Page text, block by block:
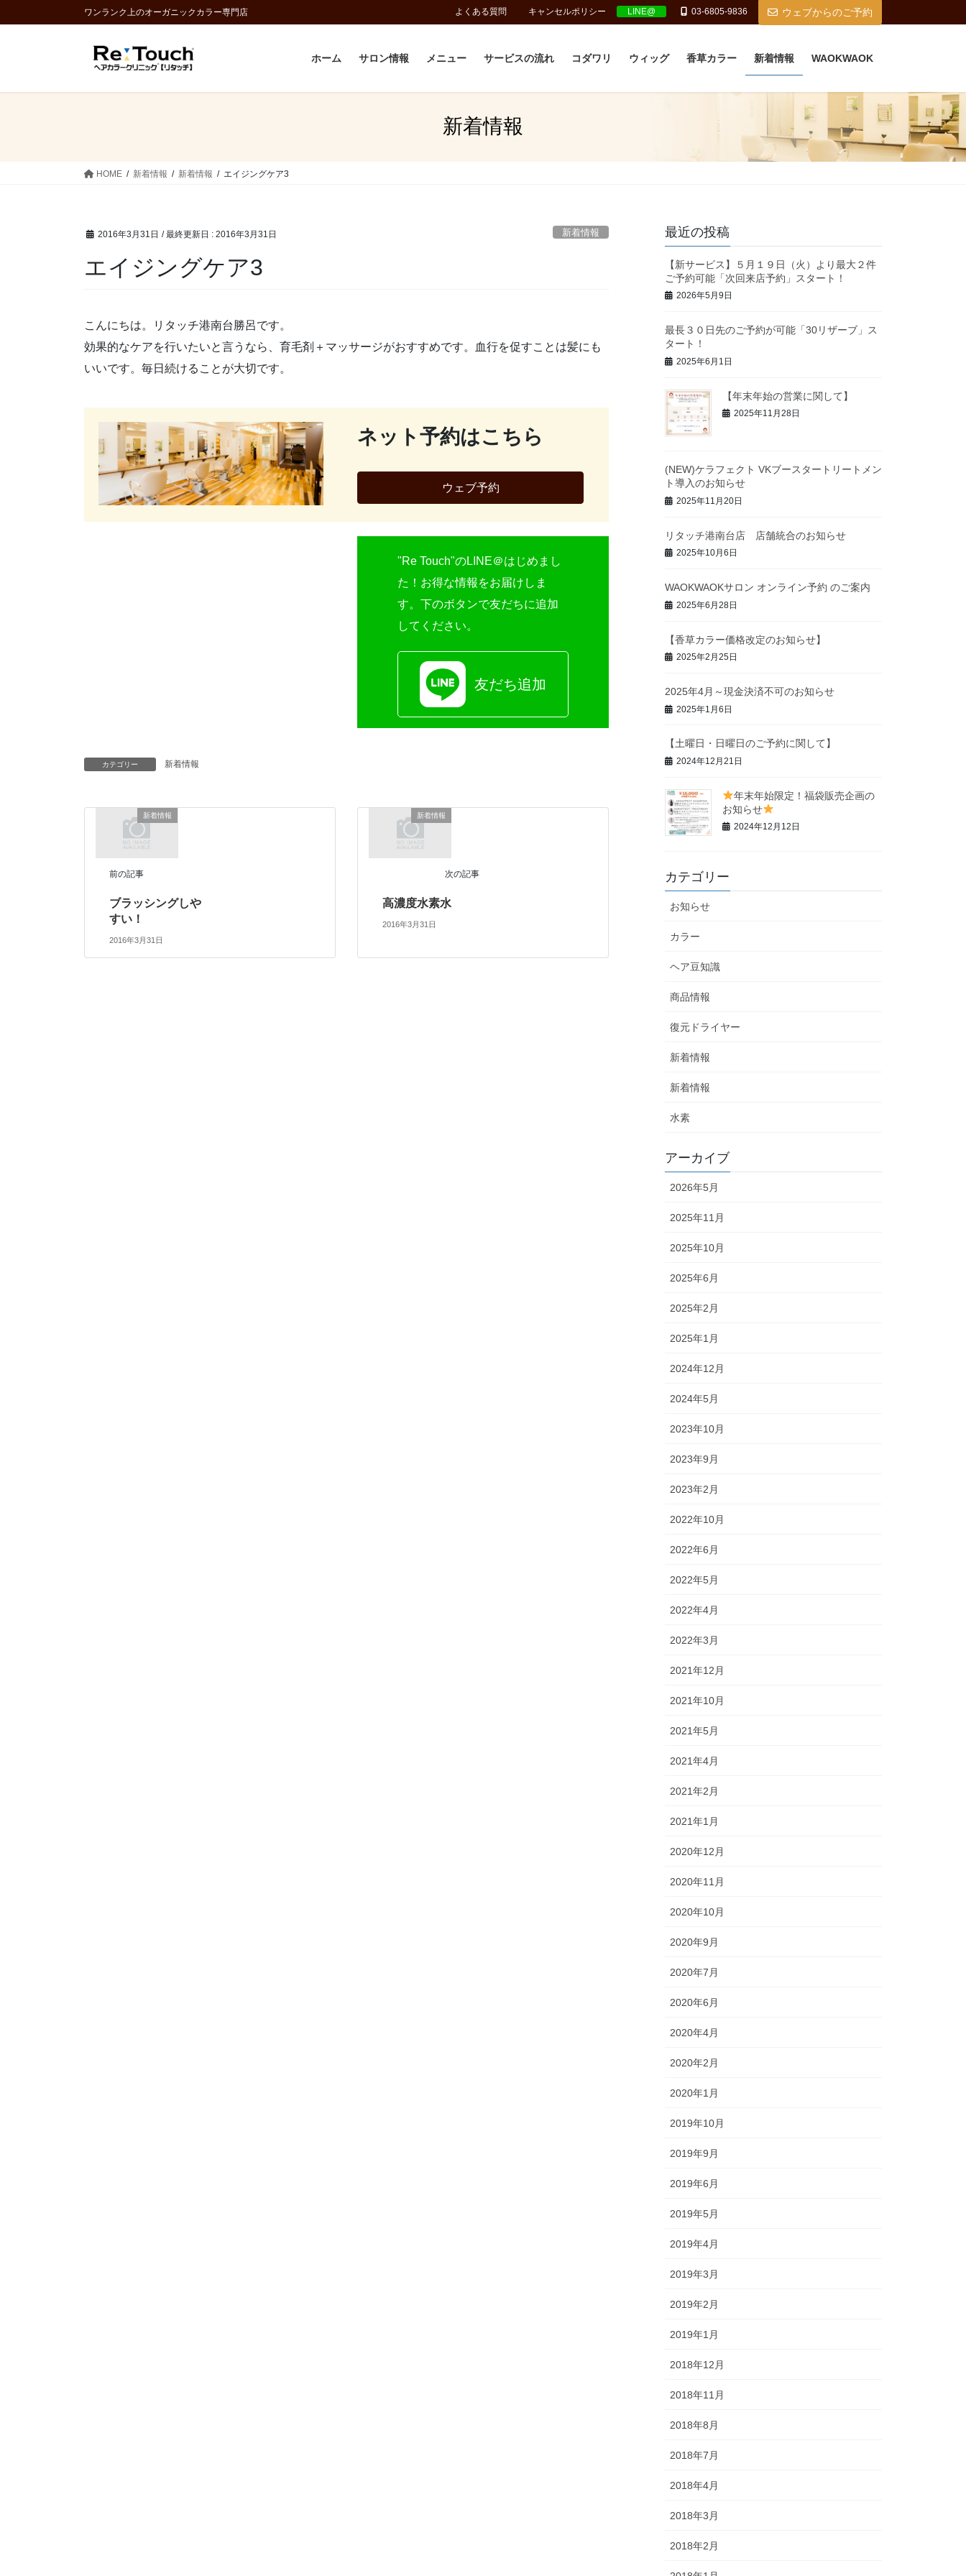
ン
に
ビ
ョ
ワンランク上のオーガニックカラー専門店 よくある質問 キャンセルポリシー LINE@ 03-6805-9836 ウェブからのご予約
ホーム サロン情報 メニュー サービスの流れ コダワリ ウィッグ 香草カラー 新着情報 WAOKWAOK
新着情報
HOME 新着情報 新着情報 エイジングケア3
2016年3月31日 / 最終更新日 : 2016年3月31日 新着情報
エイジングケア3
こんにちは。リタッチ港南台勝呂です。
効果的なケアを行いたいと言うなら、育毛剤＋マッサージがおすすめです。血行を促すことは髪にも
いいです。毎日続けることが大切です。
ネット予約はこちら
ウェブ予約
"Re Touch"のLINE＠はじめまし
た！お得な情報をお届けしま
す。下のボタンで友だちに追加
してください。
友だち追加
カテゴリー 新着情報
新着情報
前の記事
ブラッシングしや
すい！
2016年3月31日
新着情報
次の記事
高濃度水素水
2016年3月31日
最近の投稿
【新サービス】５月１９日（火）より最大２件
ご予約可能「次回来店予約」スタート！
2026年5月9日
最長３０日先のご予約が可能「30リザーブ」ス
タート！
2025年6月1日
【年末年始の営業に関して】
2025年11月28日
(NEW)ケラフェクト VKブースタートリートメン
ト導入のお知らせ
2025年11月20日
リタッチ港南台店 店舗統合のお知らせ
2025年10月6日
WAOKWAOKサロン オンライン予約 のご案内
2025年6月28日
【香草カラー価格改定のお知らせ】
2025年2月25日
2025年4月～現金決済不可のお知らせ
2025年1月6日
【土曜日・日曜日のご予約に関して】
2024年12月21日
年末年始限定！福袋販売企画の
お知らせ
2024年12月12日
カテゴリー
お知らせ
カラー
ヘア豆知識
商品情報
復元ドライヤー
新着情報
新着情報
水素
アーカイブ
2026年5月
2025年11月
2025年10月
2025年6月
2025年2月
2025年1月
2024年12月
2024年5月
2023年10月
2023年9月
2023年2月
2022年10月
2022年6月
2022年5月
2022年4月
2022年3月
2021年12月
2021年10月
2021年5月
2021年4月
2021年2月
2021年1月
2020年12月
2020年11月
2020年10月
2020年9月
2020年7月
2020年6月
2020年4月
2020年2月
2020年1月
2019年10月
2019年9月
2019年6月
2019年5月
2019年4月
2019年3月
2019年2月
2019年1月
2018年12月
2018年11月
2018年8月
2018年7月
2018年4月
2018年3月
2018年2月